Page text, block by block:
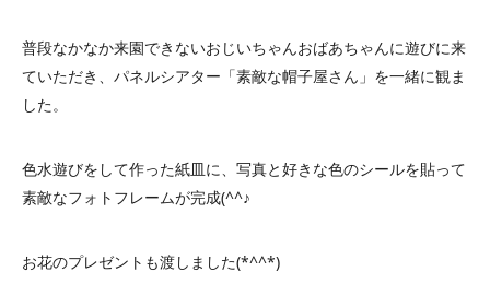
普段なかなか来園できないおじいちゃんおばあちゃんに遊びに来
ていただき、パネルシアター「素敵な帽子屋さん」を一緒に観ま
した。
色水遊びをして作った紙皿に、写真と好きな色のシールを貼って
素敵なフォトフレームが完成(^^♪
お花のプレゼントも渡しました(*^^*)